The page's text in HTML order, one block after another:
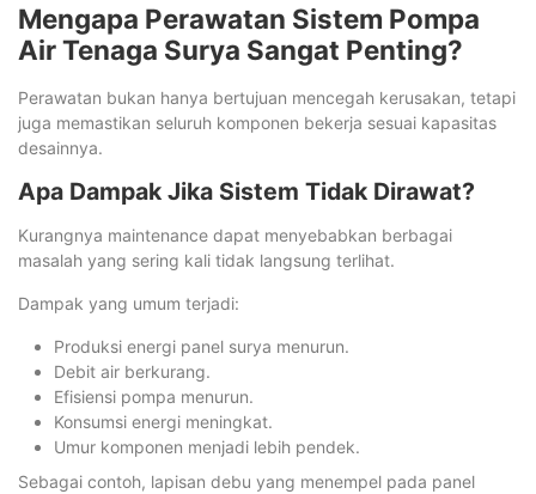
Mengapa Perawatan Sistem Pompa
Air Tenaga Surya Sangat Penting?
Perawatan bukan hanya bertujuan mencegah kerusakan, tetapi
juga memastikan seluruh komponen bekerja sesuai kapasitas
desainnya.
Apa Dampak Jika Sistem Tidak Dirawat?
Kurangnya maintenance dapat menyebabkan berbagai
masalah yang sering kali tidak langsung terlihat.
Dampak yang umum terjadi:
Produksi energi panel surya menurun.
Debit air berkurang.
Efisiensi pompa menurun.
Konsumsi energi meningkat.
Umur komponen menjadi lebih pendek.
Sebagai contoh, lapisan debu yang menempel pada panel